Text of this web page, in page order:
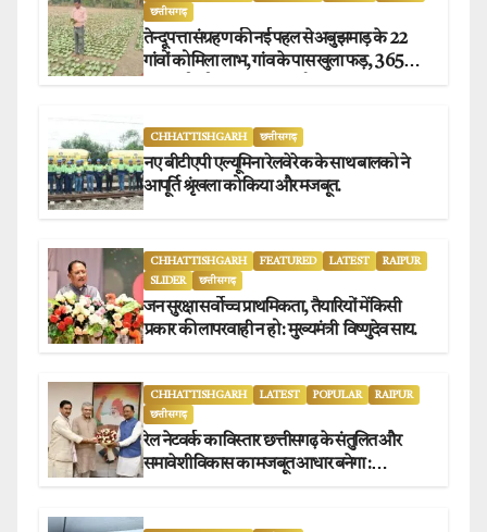
छत्तीसगढ़
तेन्दूपत्ता संग्रहण की नई पहल से अबुझमाड़ के 22
गांवों को मिला लाभ, गांव के पास खुला फड़, 365
CHHATTISHGARH छत्तीसगढ़
नए बीटीएपी एल्यूमिना रेलवे रेक के साथ बालको ने
आपूर्ति श्रृंखला को किया और मजबूत.
CHHATTISHGARH FEATURED LATEST
RAIPUR
SLIDER
छत्तीसगढ़
जन सुरक्षा सर्वोच्च प्राथमिकता, तैयारियों में किसी
प्रकार की लापरवाही न हो : मुख्यमंत्री विष्णुदेव साय.
CHHATTISHGARH LATEST POPULAR
RAIPUR
छत्तीसगढ़
रेल नेटवर्क का विस्तार छत्तीसगढ़ के संतुलित और
समावेशी विकास का मजबूत आधार बनेगा :